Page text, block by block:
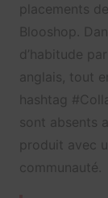
placements
Blooshop.
d’habitude
anglais, tout
hashtag
sont absents
produit avec
communauté.